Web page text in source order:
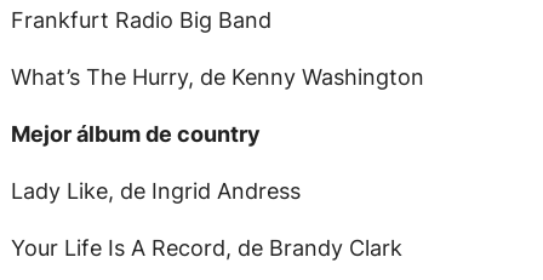
Frankfurt Radio Big Band
What’s The Hurry, de Kenny Washington
Mejor álbum de country
Lady Like, de Ingrid Andress
Your Life Is A Record, de Brandy Clark